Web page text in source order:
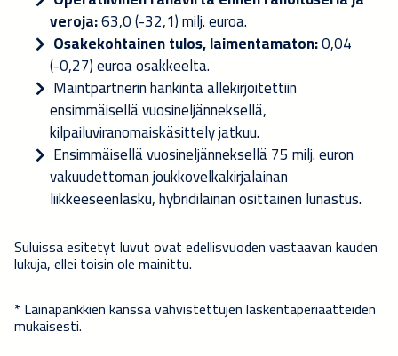
veroja:63,0 (-32,1) milj. euroa.
Osakekohtainen tulos, laimentamaton:0,04
(-0,27) euroa osakkeelta.
Maintpartnerin hankinta allekirjoitettiin
ensimmäisellä vuosineljänneksellä,
kilpailuviranomaiskäsittely jatkuu.
Ensimmäisellä vuosineljänneksellä 75 milj. euron
vakuudettoman joukkovelkakirjalainan
liikkeeseenlasku, hybridilainan osittainen lunastus.
Suluissa esitetyt luvut ovat edellisvuoden vastaavan kauden
lukuja, ellei toisin ole mainittu.
* Lainapankkien kanssa vahvistettujen laskentaperiaatteiden
mukaisesti.